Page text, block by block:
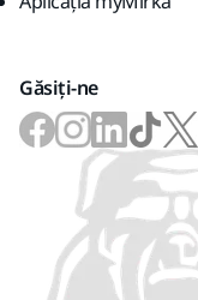
Găsiți-ne